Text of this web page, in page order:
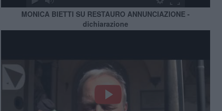
MONICA BIETTI SU RESTAURO ANNUNCIAZIONE -
dichiarazione